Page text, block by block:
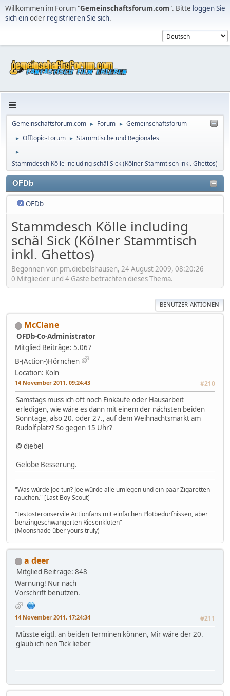
Willkommen im Forum "Gemeinschaftsforum.com". Bitte loggen Sie
sich einoder registrieren Sie sich.
Gemeinschaftsforum.com ► Forum ► Gemeinschaftsforum
► Offtopic-Forum ► Stammtische und Regionales
►
Stammdesch Kölle including schäl Sick (Kölner Stammtisch inkl. Ghettos)
OFDb
OFDb
Stammdesch Kölle including
schäl Sick (Kölner Stammtisch
inkl. Ghettos)
Begonnen von pm.diebelshausen, 24 August 2009, 08:20:26
0 Mitglieder und 4 Gäste betrachten dieses Thema.
BENUTZER-AKTIONEN
McClane
OFDb-Co-Administrator
Mitglied Beiträge: 5.067
B-(Action-)Hörnchen
Location: Köln
14 November 2011, 09:24:43 #210
Samstags muss ich oft noch Einkäufe oder Hausarbeit
erledigen, wie wäre es dann mit einem der nächsten beiden
Sonntage, also 20. oder 27., auf dem Weihnachtsmarkt am
Rudolfplatz? So gegen 15 Uhr?
@ diebel
Gelobe Besserung.
"Was würde Joe tun? Joe würde alle umlegen und ein paar Zigaretten
rauchen." [Last Boy Scout]
"testosteronservile Actionfans mit einfachen Plotbedürfnissen, aber
benzingeschwängerten Riesenklöten"
(Moonshade über yours truly)
a deer
Mitglied Beiträge: 848
Warnung! Nur nach
Vorschrift benutzen.
14 November 2011, 17:24:34 #211
Müsste eigtl. an beiden Terminen können, Mir wäre der 20.
glaub ich nen Tick lieber